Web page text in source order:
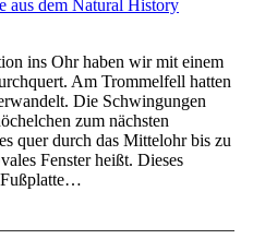
ins Ohr haben wir mit einem
Am Trommelfell hatten
Die Schwingungen
zum nächsten
quer durch das Mittelohr bis zu
Fenster heißt. Dieses
Fußplatte…